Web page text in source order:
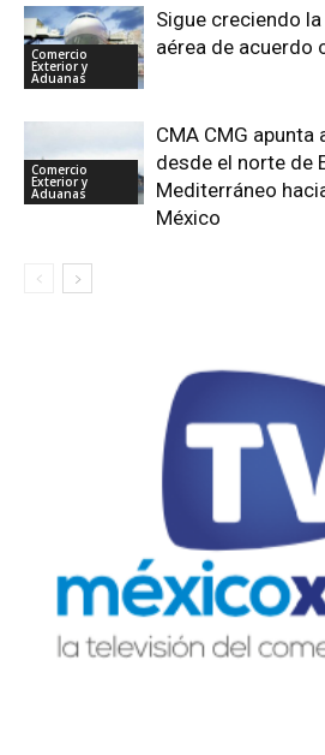
Comercio
Exterior y
Aduanas
Sigue creciendo
aérea de acuerdo
Comercio
Exterior y
Aduanas
CMA CMG
desde el norte de
Mediterráneo
México